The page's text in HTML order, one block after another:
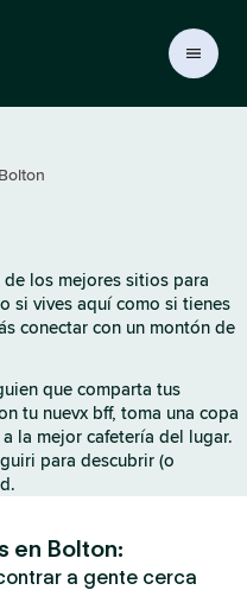
Bolton
los mejores sitios para
si vives aquí como si tienes
conectar con un montón de
que comparta tus
tu nuevx bff, toma una copa
la mejor cafetería del lugar.
para descubrir (o
en Bolton:
a gente cerca